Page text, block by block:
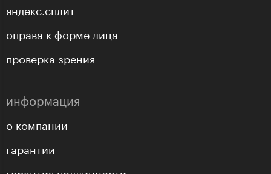
яндекс.сплит
оправа к форме лица
проверка зрения
информация
о компании
гарантии